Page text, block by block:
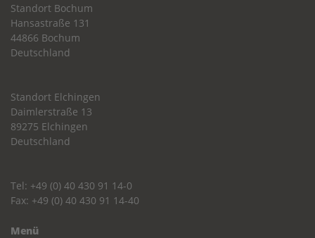
Standort Bochum
Hansastraße 131
44866 Bochum
Deutschland
Standort Elchingen
Daimlerstraße 13
89275 Elchingen
Deutschland
Tel: +49 (0) 40 430 91 14-0
Fax: +49 (0) 40 430 91 14-40
Menü